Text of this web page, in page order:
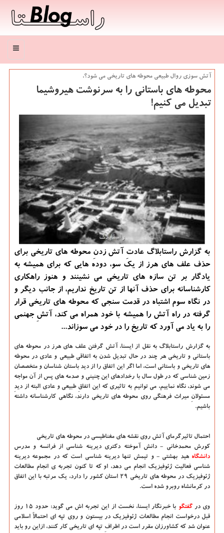
منو
آتش سوزی روال طبیعی محوطه های تاریخی می شود؟،
محوطه های باستانی را به سرنوشت هیروشیما
تبدیل می كنیم!
به گزارش راستابلاگ عادتِ آتش زدنِ محوطه های تاریخی برای
حذف علف های هرز از یك سو، دوده هایی كه برای همیشه به
یادگار بر تن سازه های تاریخی می نشینند و هنوز راهكاری
كارشناسانه برای حذف آنها از تن تاریخ نداریم، از جانب دیگر و
در نگاه سوم اشتباه در قدمت سنجی كه محوطه های تاریخی قرار
گرفته در راه آتش را همیشه با خود همراه می كند، آتشِ جهنمی
را به یاد می آورد كه تاریخ را در خود می سوزاند...
به گزارش راستابلاگ به نقل از ایسنا، آتش گرفتن علف های هرز در محوطه های
باستانی و تاریخی هر چند در حال تبدیل شدن به اتفاقی طبیعی و عادی در محوطه
های تاریخی و باستانی است، اما اگر این اتفاق را از دید باستان شناسان و متخصصان
زمین شناسی كه در طول سال با رخدادهای این چنینی و صدمه های پس از آن مواجه
می شوند، نگاه نماییم، می توانیم به تاثیری كه این اتفاقِ طبیعی و عادی البته از دیدِ
مسئولانِ میراث فرهنگی روی محوطه های تاریخی دارند، نگاهی كارشناسانه داشته
باشیم.
احتمال تاثیرگرمای آتش روی نقشه های مغناطیسی در محوطه های تاریخی
كورش محمدخانی - دانش آموخته دكتری دیرینه شناسی از فرانسه و مدرس
دانشگاه‌ هید بهشتی -و تیمش تنها دیرینه شناسی است كه در مجموعه دیرینه
شناسی فعالیت ژئوفیزیك انجام می دهد، او كه تا كنون تجربه ی انجام مطالعات
ژئوفیزیك در محوطه های تاریخی ۲۹ استان كشور را دارد، یك مرتبه با این اتفاق
در كرمانشاه روبرو شده است.
وی درگفتگو
با خبرنگار ایسنا، نخست از این تجربه اش می گوید: حدود ۱۵ روز
قبل درخواست انجام مطالعات ژئوفیزیك در بیستون و روی تپه ای احتمالاً اسلامی
عنوان شد كه كشاورزان مقرر است در اطرافِ تپه ای تاریخی كار كنند، ازاین رو باید